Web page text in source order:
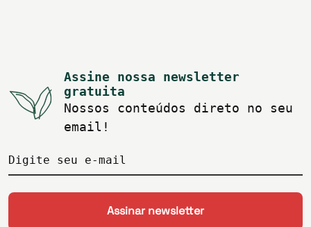
Assine nossa newsletter
gratuita
Nossos conteúdos direto no seu
email!
Digite seu e-mail